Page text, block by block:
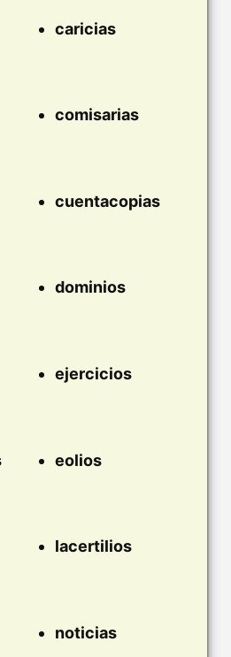
caricias
comisarias
cuentacopias
dominios
ejercicios
eolios
lacertilios
noticias